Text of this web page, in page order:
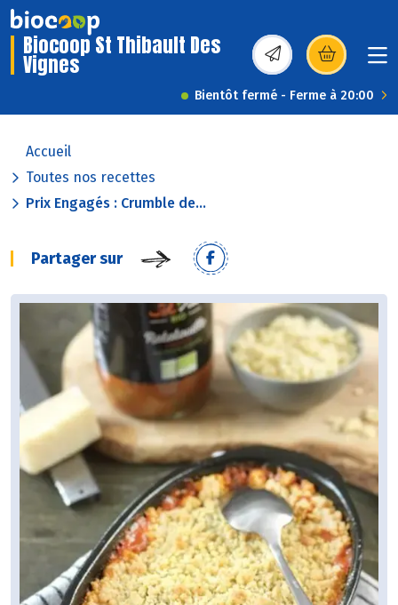
Biocoop St Thibault Des
Vignes (s’ouvre dans une
Bientôt fermé - Ferme à 20:00
Accueil
Toutes nos recettes
Prix Engagés : Crumble de...
Partager sur